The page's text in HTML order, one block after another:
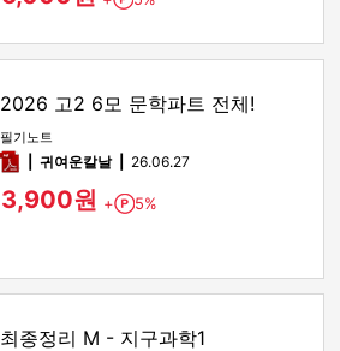
2026 고2 6모 문학파트 전체!
필기노트
pdf귀여운칼날 26.06.27
3,900원 + Point
5%
최종정리 M - 지구과학1